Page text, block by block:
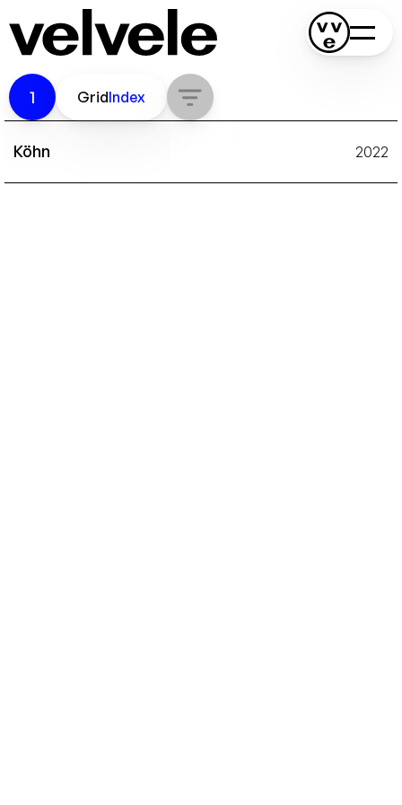
1 GridIndex
Köhn 2022